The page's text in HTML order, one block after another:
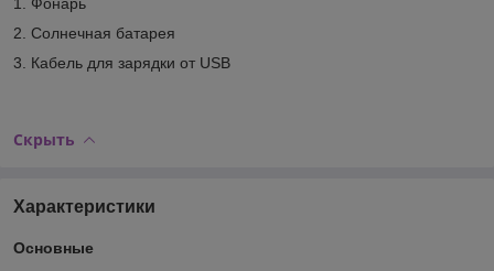
2. Солнечная батарея
3. Кабель для зарядки от USB
Скрыть
Характеристики
Основные